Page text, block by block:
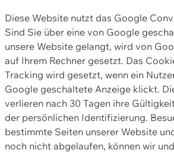
Diese Website nutzt das Google
Sind Sie über eine von Google
unsere Website gelangt, wird von
auf Ihrem Rechner gesetzt. Das
Tracking wird gesetzt, wenn ein
Google geschaltete Anzeige klickt.
verlieren nach 30 Tagen ihre
der persönlichen Identifizierung.
bestimmte Seiten unserer Website
noch nicht abgelaufen, können wir